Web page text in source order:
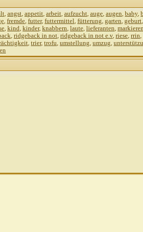
, angst, appetit, arbeit, aufzucht, auge, augen, baby,
, fremde, futter, futtermittel, fütterung, garten, geburt
, kind, kinder, knabbern, laute, lieferanten,
, ridgeback in not, ridgeback in not e.v, riese, rrin,
, trier, trofu, umstellung, umzug,